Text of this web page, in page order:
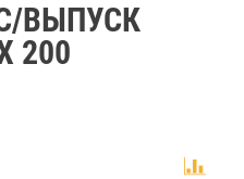
ВЫПУСК
200